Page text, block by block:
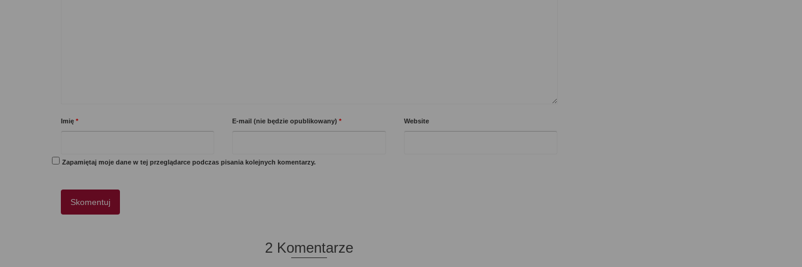
Imię * E-mail (nie będzie opublikowany)* Website
Zapamiętaj moje dane w tej przeglądarce podczas pisania kolejnych komentarzy.
2 Komentarze